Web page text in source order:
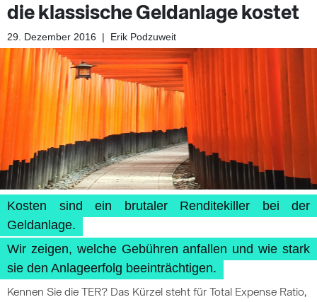
die klassische Geldanlage kostet
29. Dezember 2016 | Erik Podzuweit
Kosten sind ein brutaler Renditekiller bei der
Geldanlage.
Wir zeigen, welche Gebühren anfallen und wie stark
sie den Anlageerfolg beeinträchtigen.
Kennen Sie die TER? Das Kürzel steht für Total Expense Ratio,